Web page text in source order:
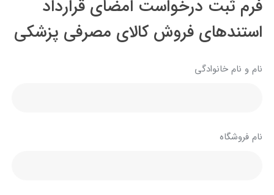
فرم ثبت درخواست امضای قرارداد
استندهای فروش کالای مصرفی پزشکی
نام و نام خانوادگی
نام فروشگاه